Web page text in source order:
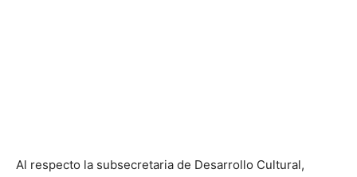
Al respecto la subsecretaria de Desarrollo Cultural,